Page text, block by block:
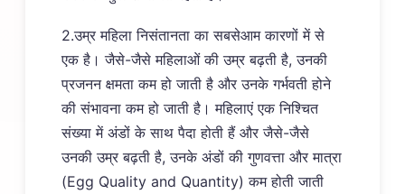
2.उम्र महिला निसंतानता का सबसेआम कारणों में से
एक है। जैसे-जैसे महिलाओं की उम्र बढ़ती है, उनकी
प्रजनन क्षमता कम हो जाती है और उनके गर्भवती होने
की संभावना कम हो जाती है। महिलाएं एक निश्चित
संख्या में अंडों के साथ पैदा होती हैं और जैसे-जैसे
उनकी उम्र बढ़ती है, उनके अंडों की गुणवत्ता और मात्रा
(Egg Quality and Quantity) कम होती जाती